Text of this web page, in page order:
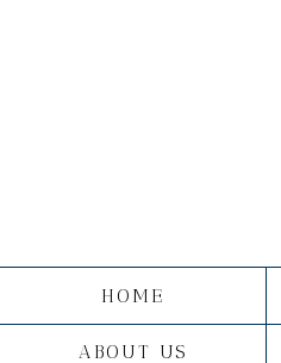
HOME
ABOUT US